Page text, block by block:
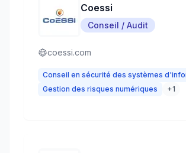
Coessi
Conseil / Audit
coessi.com
Conseil en sécurité des systèmes
Gestion des risques numériques
+1